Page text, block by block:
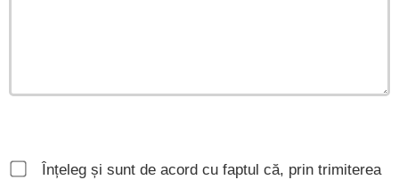
Înțeleg și sunt de acord cu faptul că, prin trimiterea